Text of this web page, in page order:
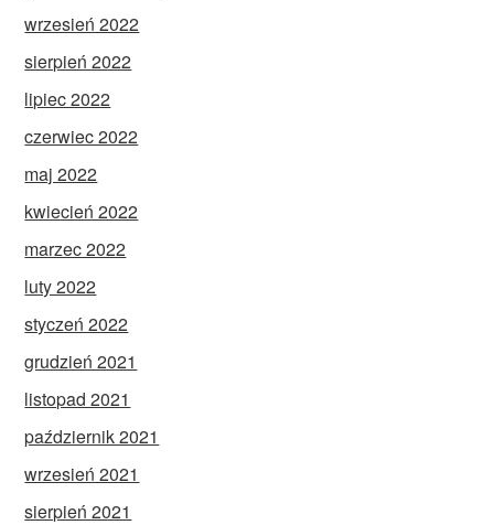
wrzesień 2022
sierpień 2022
lipiec 2022
czerwiec 2022
maj 2022
kwiecień 2022
marzec 2022
luty 2022
styczeń 2022
grudzień 2021
listopad 2021
październik 2021
wrzesień 2021
sierpień 2021